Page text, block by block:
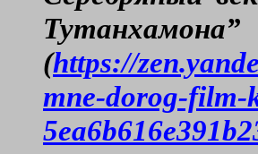
Тутанхамона”
(https://
mne-dorog-